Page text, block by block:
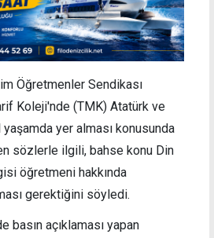
Öğretmenler Sendikası
Koleji'nde (TMK) Atatürk ve
yaşamda yer alması konusunda
sözlerle ilgili, bahse konu Din
öğretmeni hakkında
gerektiğini söyledi.
basın açıklaması yapan